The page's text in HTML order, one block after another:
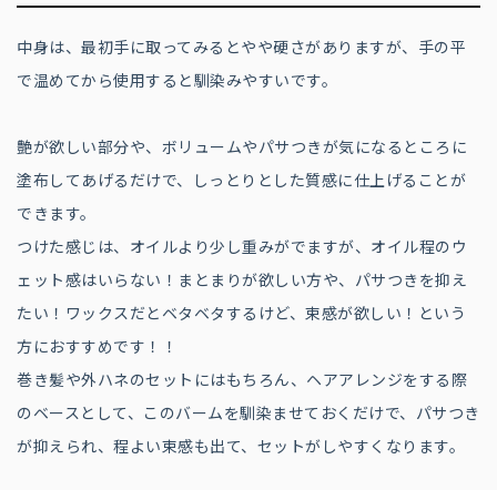
中身は、最初手に取ってみるとやや硬さがありますが、手の平
で温めてから使用すると馴染みやすいです。
艶が欲しい部分や、ボリュームやパサつきが気になるところに
塗布してあげるだけで、しっとりとした質感に仕上げることが
できます。
つけた感じは、オイルより少し重みがでますが、オイル程のウ
ェット感はいらない！まとまりが欲しい方や、パサつきを抑え
たい！ワックスだとベタベタするけど、束感が欲しい！という
方におすすめです！！
巻き髪や外ハネのセットにはもちろん、ヘアアレンジをする際
のベースとして、このバームを馴染ませておくだけで、パサつき
が抑えられ、程よい束感も出て、セットがしやすくなります。